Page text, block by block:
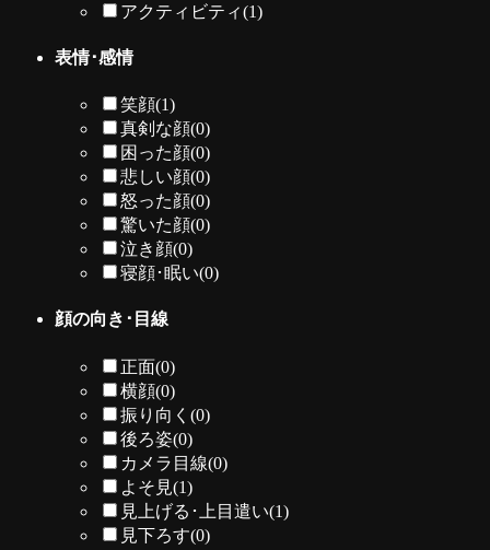
アクティビティ(1)
表情･感情
笑顔(1)
真剣な顔(0)
困った顔(0)
悲しい顔(0)
怒った顔(0)
驚いた顔(0)
泣き顔(0)
寝顔･眠い(0)
顔の向き･目線
正面(0)
横顔(0)
振り向く(0)
後ろ姿(0)
カメラ目線(0)
よそ見(1)
見上げる･上目遣い(1)
見下ろす(0)